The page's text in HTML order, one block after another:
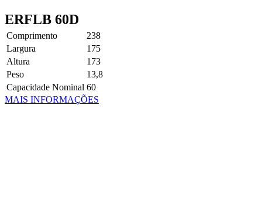
ERFLB 60D
Comprimento
238
Largura
175
Altura
173
Peso
13,8
Capacidade Nominal 60
MAIS INFORMAÇÕES